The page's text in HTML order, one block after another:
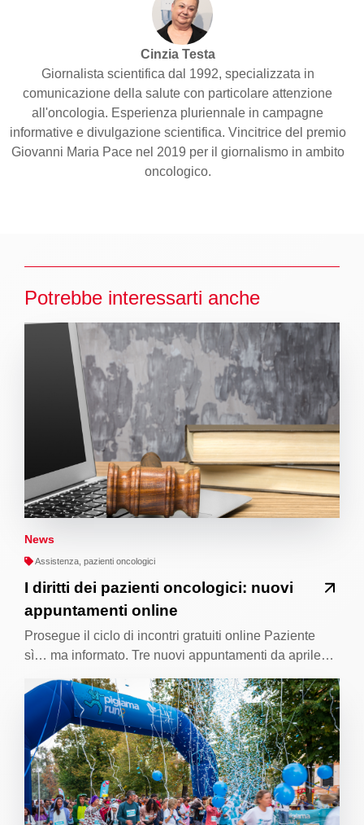
Cinzia Testa
Giornalista scientifica dal 1992, specializzata in
comunicazione della salute con particolare attenzione
all'oncologia. Esperienza pluriennale in campagne
informative e divulgazione scientifica. Vincitrice del premio
Giovanni Maria Pace nel 2019 per il giornalismo in ambito
oncologico.
Potrebbe interessarti anche
News
Assistenza, pazienti oncologici
I diritti dei pazienti oncologici: nuovi
appuntamenti online
Prosegue il ciclo di incontri gratuiti online Paziente
sì… ma informato. Tre nuovi appuntamenti da aprile…